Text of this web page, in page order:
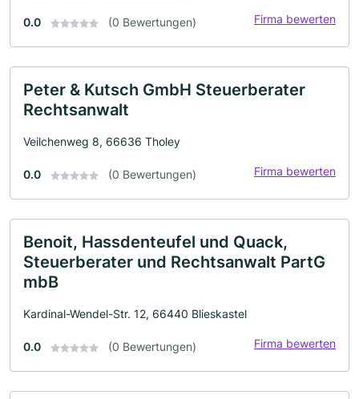
0.0 (0 Bewertungen) Firma bewerten
Peter & Kutsch GmbH Steuerberater
Rechtsanwalt
Veilchenweg 8, 66636 Tholey
0.0 (0 Bewertungen) Firma bewerten
Benoit, Hassdenteufel und Quack,
Steuerberater und Rechtsanwalt PartG
mbB
Kardinal-Wendel-Str. 12, 66440 Blieskastel
0.0 (0 Bewertungen) Firma bewerten